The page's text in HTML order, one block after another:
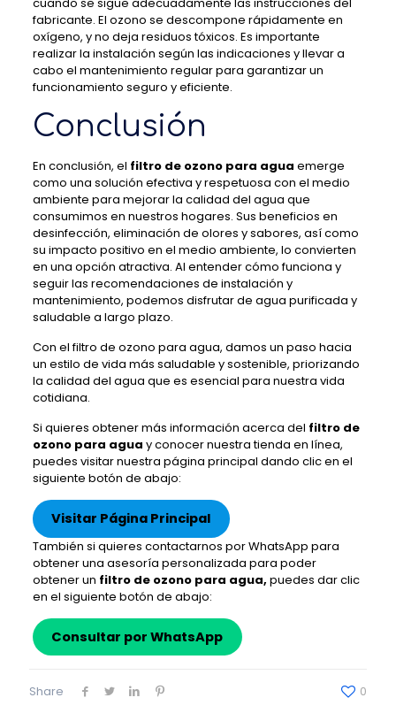
fabricante. El ozono se descompone rápidamente en
oxígeno, y no deja residuos tóxicos. Es importante
realizar la instalación según las indicaciones y llevar a
cabo el mantenimiento regular para garantizar un
funcionamiento seguro y eficiente.
Conclusión
En conclusión, el filtro de ozono para agua emerge
como una solución efectiva y respetuosa con el medio
ambiente para mejorar la calidad del agua que
consumimos en nuestros hogares. Sus beneficios en
desinfección, eliminación de olores y sabores, así como
su impacto positivo en el medio ambiente, lo convierten
en una opción atractiva. Al entender cómo funciona y
seguir las recomendaciones de instalación y
mantenimiento, podemos disfrutar de agua purificada y
saludable a largo plazo.
Con el filtro de ozono para agua, damos un paso hacia
un estilo de vida más saludable y sostenible, priorizando
la calidad del agua que es esencial para nuestra vida
cotidiana.
Si quieres obtener más información acerca del filtro de
ozono para agua y conocer nuestra tienda en línea,
puedes visitar nuestra página principal dando clic en el
siguiente botón de abajo:
Visitar Página Principal
También si quieres contactarnos por WhatsApp para
obtener una asesoría personalizada para poder
obtener un filtro de ozono para agua, puedes dar clic
en el siguiente botón de abajo:
Consultar por WhatsApp
Share 0